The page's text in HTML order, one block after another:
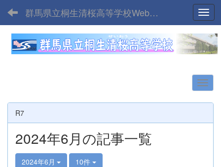
群馬県立桐生清桜高等学校Webサイト
R7
2024年6月の記事一覧
2024年6月 10件